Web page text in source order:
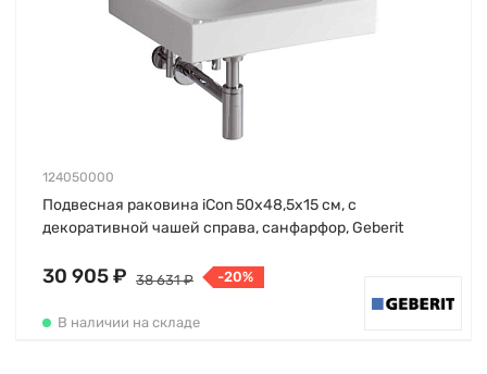
124050000
Подвесная раковина iCon 50х48,5х15 см, с
декоративной чашей справа, санфарфор, Geberit
30 905 ₽ 38 631 ₽ -20%
В наличии на складе